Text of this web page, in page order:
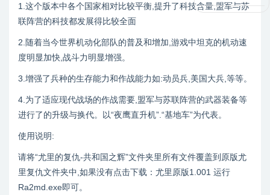
1.这个版本中各个国家相对比较平衡,提升了科技含量,盟军与苏
联阵营的科技都发展得比较全面
2.随着当今世界机动化部队的普及和增加,游戏中坦克的机动速
度明显加快,战斗力明显增强。
3.增强了兵种的生存能力和作战能力如:动员兵,美国大兵,等等。
4.为了适应现代战场的作战需要,盟军与苏联阵营的武器装备等
进行了的升级与换代。以“夜鹰直升机”.“基地车”为代表。
使用说明:
请将“尤里的复仇-共和国之辉”文件夹里所有文件覆盖到原版尤
里复仇文件夹中,如果没有点击下载：尤里原版1.001 运行
Ra2md.exe即可。